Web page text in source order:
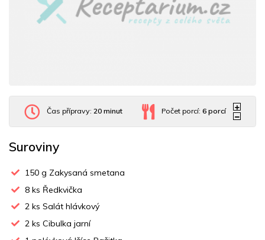
Čas přípravy: 20 minut Počet porcí:6 porcí
Suroviny
150 g Zakysaná smetana
8 ks Ředkvička
2 ks Salát hlávkový
2 ks Cibulka jarní